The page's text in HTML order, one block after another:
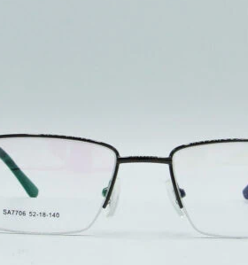
بچه گانه
مردانه
گانه